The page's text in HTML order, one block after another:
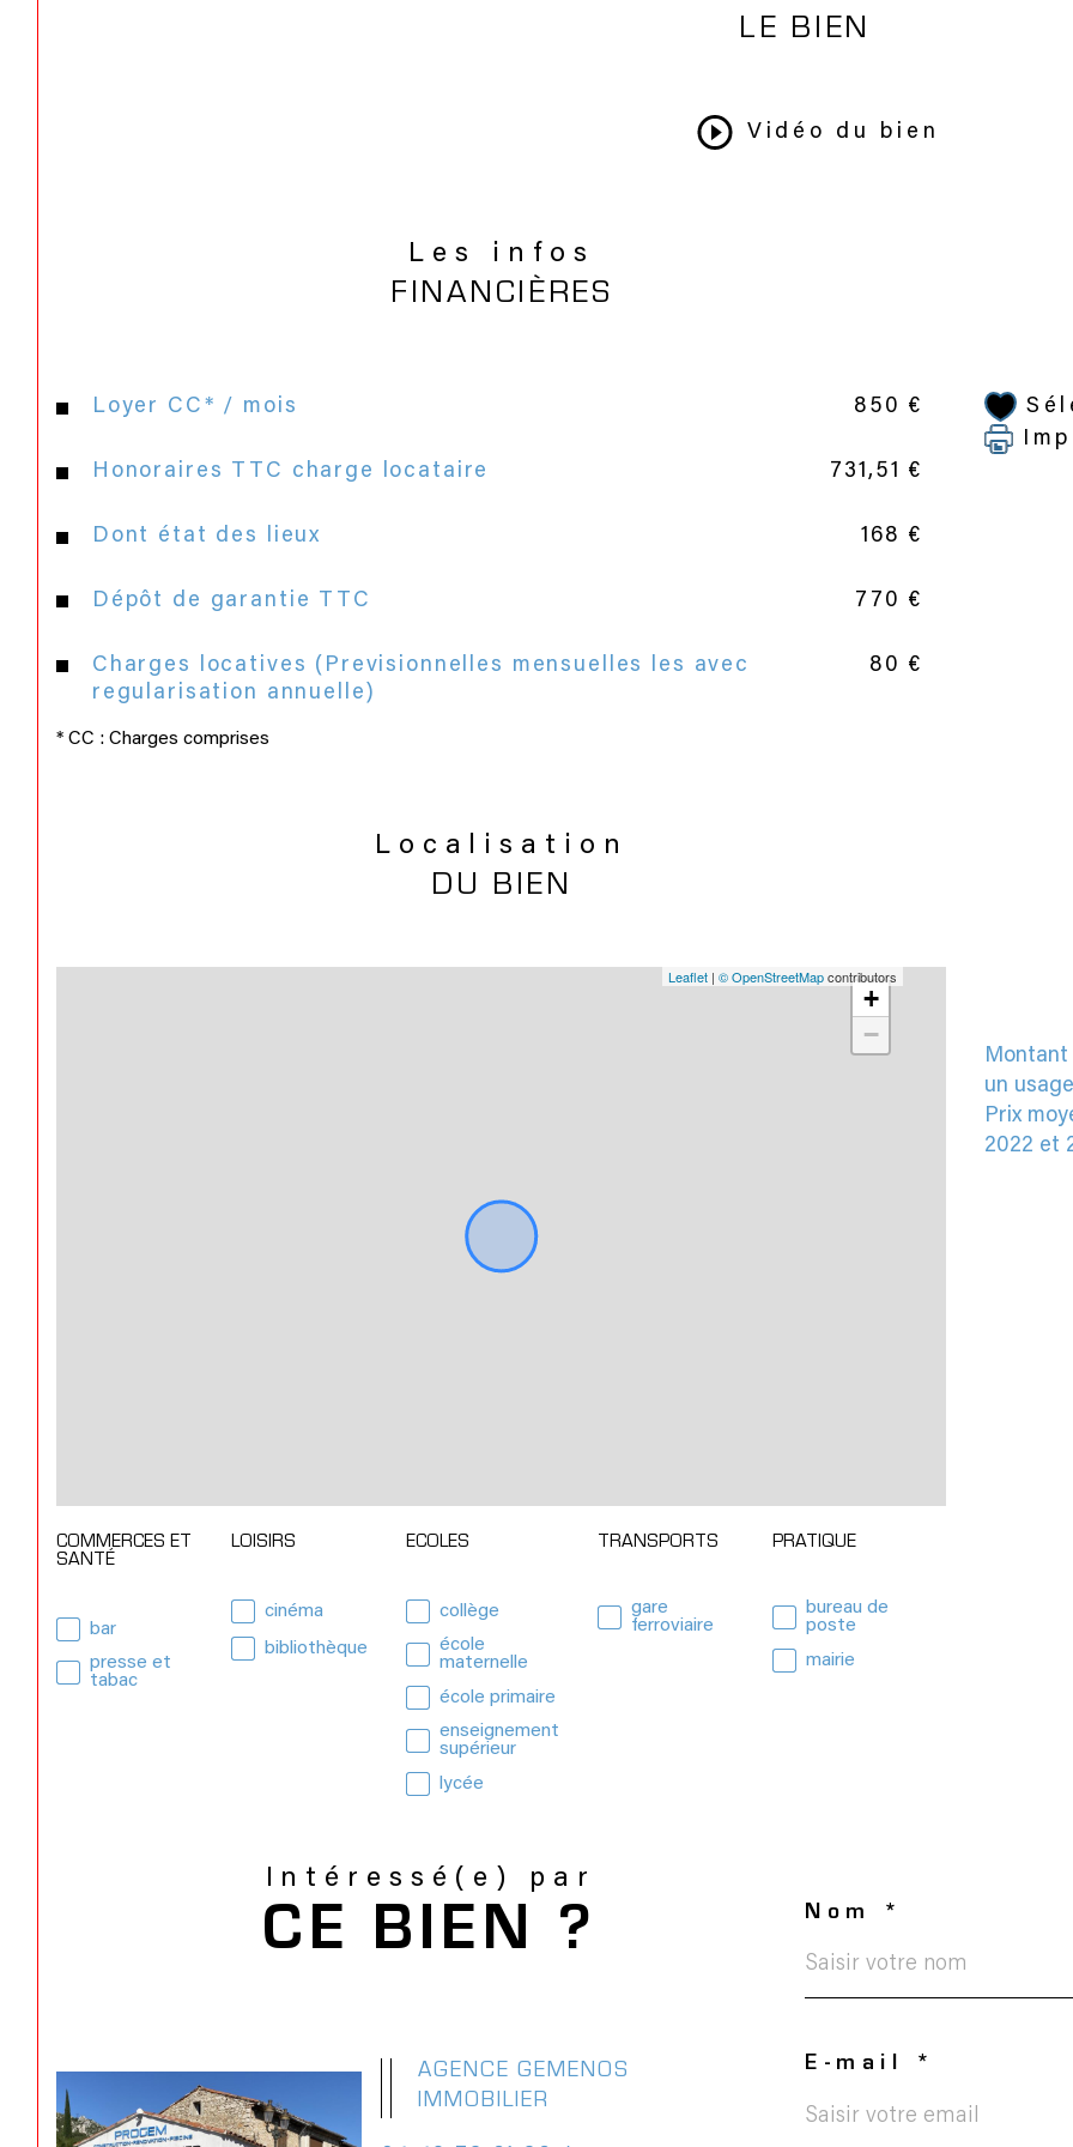
LE BIEN
Vidéo du bien
Les infos
FINANCIÈRES
Loyer CC* / mois 850 €
Honoraires TTC charge locataire 731,51 €
Dont état des lieux 168 €
Dépôt de garantie TTC 770 €
Charges locatives (Previsionnelles mensuelles les avec
regularisation annuelle)
80 €
* CC : Charges comprises
Localisation
DU BIEN
+
−
Leaflet |© OpenStreetMapcontributors
COMMERCES ET
SANTÉ
bar
presse et
tabac
LOISIRS
cinéma
bibliothèque
ECOLES
collège
école
maternelle
école primaire
enseignement
supérieur
lycée
TRANSPORTS
gare
ferroviaire
PRATIQUE
bureau de
poste
mairie
Montant
un
Prix
2022 et
Intéressé(e) par
CE BIEN ?
AGENCE GEMENOS
IMMOBILIER
Nom *
E-mail *